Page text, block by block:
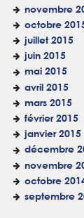
novembre
octobre
juillet 2015
juin 2015
mai 2015
avril 2015
mars 2015
février 2015
janvier 2015
décembre
novembre
octobre
septembre